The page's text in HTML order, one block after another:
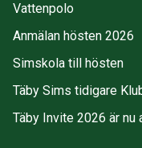
Vattenpolo
Anmälan hösten 2026
Simskola till hösten
Täby Sims tidigare
Täby Invite 2026 är nu